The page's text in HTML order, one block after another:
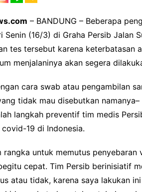
– BANDUNG – Beberapa
Senin (16/3) di Graha Persib Jalan
tes tersebut karena keterbatasan
menjalaninya akan segera
cara swab atau pengambilan
tidak mau disebutkan
langkah preventif tim medis
19 di Indonesia.
rangka untuk memutus penyebaran
cepat. Tim Persib berinisiatif
atau tidak, karena saya lakukan